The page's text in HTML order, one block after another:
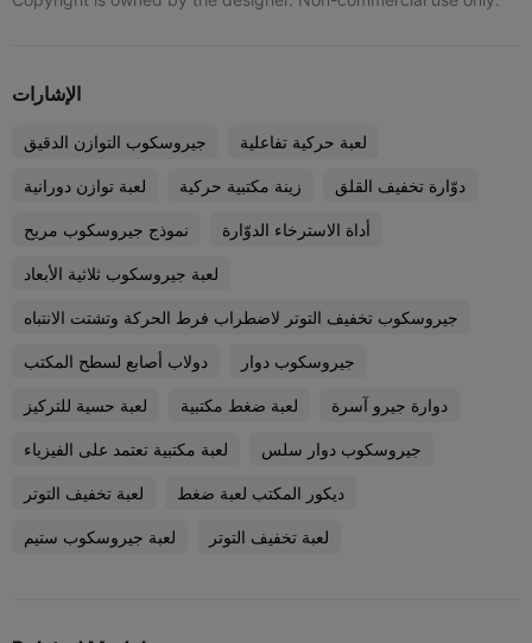
الإشارات
جيروسكوب التوازن الدقيق لعبة حركية تفاعلية
لعبة توازن دورانية زينة مكتبية حركية دوّارة تخفيف القلق
نموذج جيروسكوب مريح أداة الاسترخاء الدوّارة
لعبة جيروسكوب ثلاثية الأبعاد
جيروسكوب تخفيف التوتر لاضطراب فرط الحركة وتشتت الانتباه
دولاب أصابع لسطح المكتب جيروسكوب دوار
لعبة حسية للتركيز لعبة ضغط مكتبية دوارة جيرو آسرة
لعبة مكتبية تعتمد على الفيزياء جيروسكوب دوار سلس
لعبة تخفيف التوتر ديكور المكتب لعبة ضغط
لعبة جيروسكوب ستيم لعبة تخفيف التوتر